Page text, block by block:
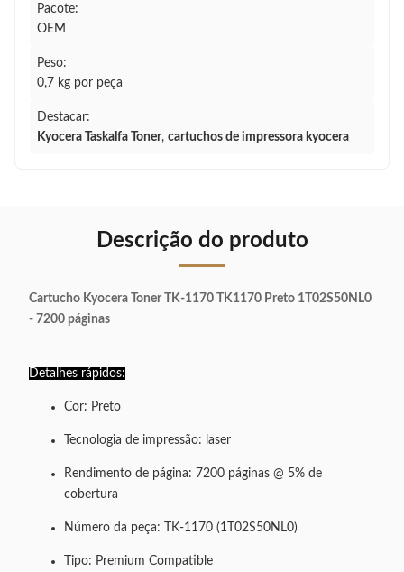
Pacote:
OEM
Peso:
0,7 kg por peça
Destacar:
Kyocera Taskalfa Toner, cartuchos de impressora kyocera
Descrição do produto
Cartucho Kyocera Toner TK-1170 TK1170 Preto 1T02S50NL0
- 7200 páginas
Detalhes rápidos:
Cor: Preto
Tecnologia de impressão: laser
Rendimento de página: 7200 páginas @ 5% de
cobertura
Número da peça: TK-1170 (1T02S50NL0)
Tipo: Premium Compatible